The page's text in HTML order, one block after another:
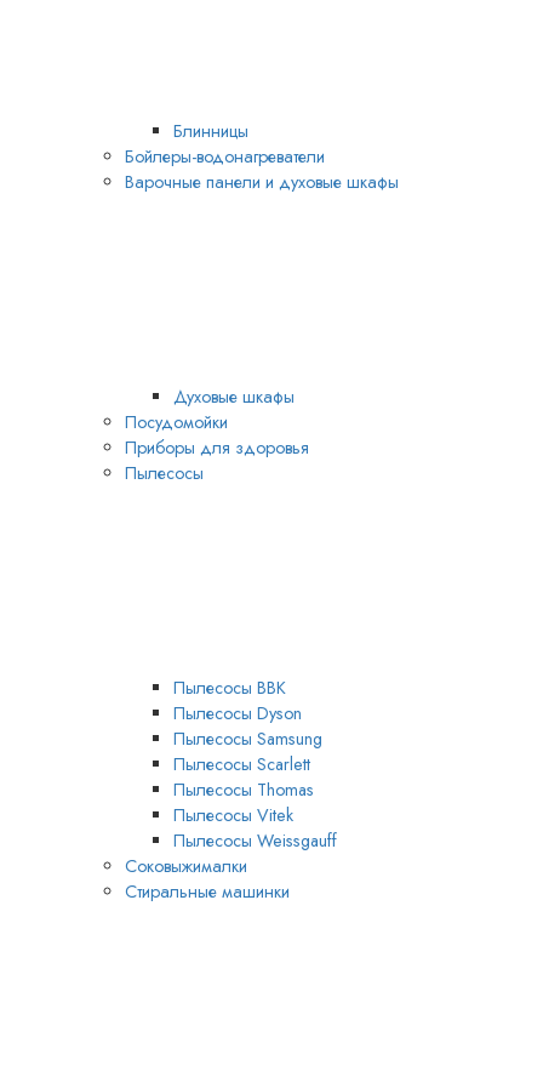
Блинницы
Бойлеры-водонагреватели
Варочные панели и духовые шкафы
Духовые шкафы
Посудомойки
Приборы для здоровья
Пылесосы
Пылесосы BBK
Пылесосы Dyson
Пылесосы Samsung
Пылесосы Scarlett
Пылесосы Thomas
Пылесосы Vitek
Пылесосы Weissgauff
Соковыжималки
Стиральные машинки